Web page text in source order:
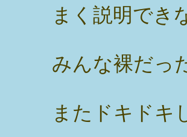
まく説明でき
みんな裸だっ
またドキドキ